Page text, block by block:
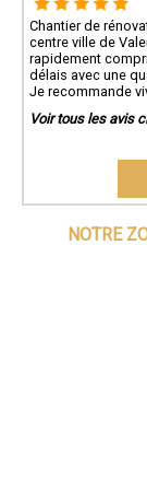
Chantier de
centre ville de
rapidement
délais avec une
Je recommande
Voir tous les avis
NOTRE